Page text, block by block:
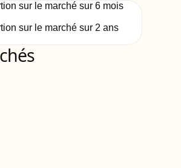
sur le marché sur 6 mois
sur le marché sur 2 ans